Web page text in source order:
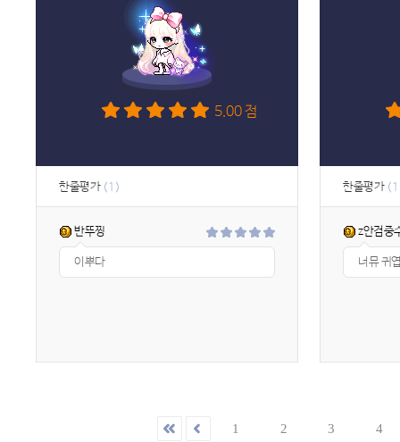
5.00 점
한줄평가 (1)
반뚜찡
이뿌다
한줄평가
z안검중
너뮤 귀
1 2 3 4